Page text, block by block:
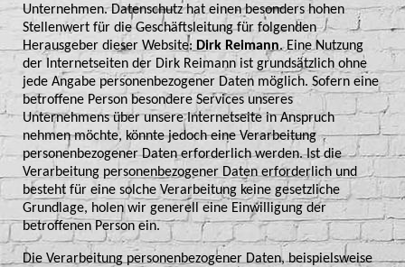
Unternehmen. Datenschutz hat einen besonders hohen
Stellenwert für die Geschäftsleitung für folgenden
Herausgeber dieser Website: Dirk Reimann. Eine Nutzung
der Internetseiten der Dirk Reimann ist grundsätzlich ohne
jede Angabe personenbezogener Daten möglich. Sofern eine
betroffene Person besondere Services unseres
Unternehmens über unsere Internetseite in Anspruch
nehmen möchte, könnte jedoch eine Verarbeitung
personenbezogener Daten erforderlich werden. Ist die
Verarbeitung personenbezogener Daten erforderlich und
besteht für eine solche Verarbeitung keine gesetzliche
Grundlage, holen wir generell eine Einwilligung der
betroffenen Person ein.
Die Verarbeitung personenbezogener Daten, beispielsweise